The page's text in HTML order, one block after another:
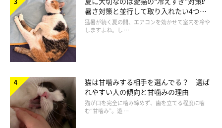
暑さ対策と並行して取り入れたい4つの
工夫
猛暑が続く夏の間、エアコンを効かせて室内を冷や
しますよね。し …
猫は甘噛みする相手を選んでる？ 選ば
れやすい人の傾向と甘噛みの理由
猫が口を完全に噛み締めず、歯を立てる程度に噛
む“甘噛み”。遊 …